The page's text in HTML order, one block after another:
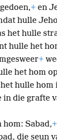
+ en
hulle
het hulle
hulle het
+
het hom
hulle hom
die grafte
hom: Sabad,+
die seun